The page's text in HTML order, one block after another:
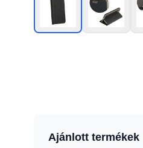
Ajánlott termékek